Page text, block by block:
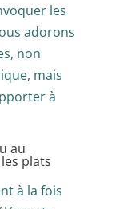
les
adorons
non
mais
à
au
plats
à la fois